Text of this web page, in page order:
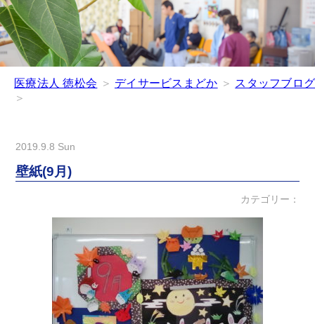
医療法人 徳松会 ＞ デイサービスまどか ＞ スタッフブログ
＞
2019.9.8 Sun
壁紙(9月)
カテゴリー：